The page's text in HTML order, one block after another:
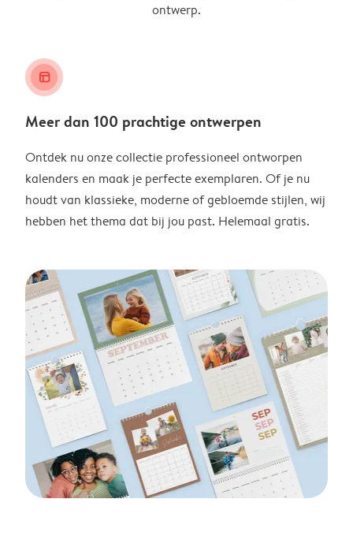
ontwerp.
layout_alt
Meer dan 100 prachtige ontwerpen
Ontdek nu onze collectie professioneel ontworpen
kalenders en maak je perfecte exemplaren. Of je nu
houdt van klassieke, moderne of gebloemde stijlen, wij
hebben het thema dat bij jou past. Helemaal gratis.